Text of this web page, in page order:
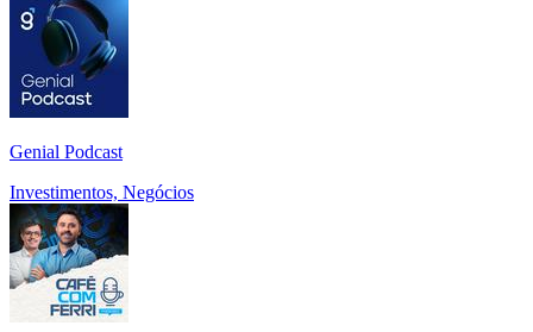
Genial Podcast
Investimentos, Negócios